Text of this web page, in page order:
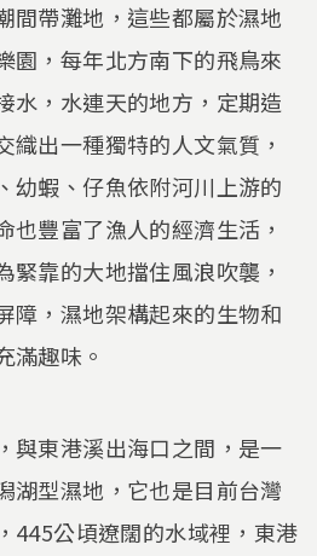
間帶灘地，這些都屬於濕地
園，每年北方南下的飛鳥來
水，水連天的地方，定期造
織出一種獨特的人文氣質，
幼蝦、仔魚依附河川上游的
也豐富了漁人的經濟生活，
緊靠的大地擋住風浪吹襲，
障，濕地架構起來的生物和
滿趣味。
與東港溪出海口之間，是一
湖型濕地，它也是目前台灣
445公頃遼闊的水域裡，東港